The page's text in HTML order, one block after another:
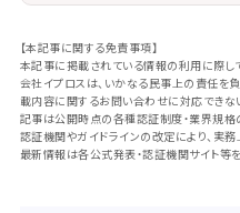
【本記事に関する免責事項】
本記事に掲載されている情報の利用に際し
会社イプロスは、いかなる民事上の責任を
載内容に関するお問い合わせに対応できな
記事は公開時点の各種認証制度・業界規
認証機関やガイドラインの改定により、実
最新情報は各公式発表・認証機関サイト等を